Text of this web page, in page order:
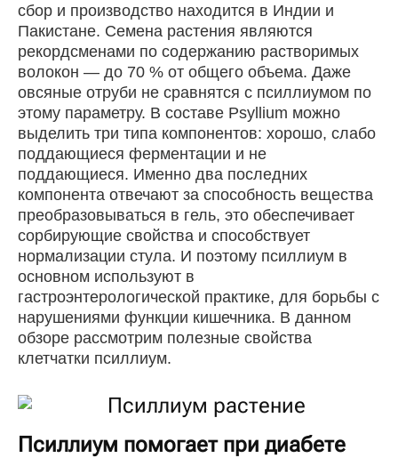
сбор и производство находится в Индии и
Пакистане. Семена растения являются
рекордсменами по содержанию растворимых
волокон — до 70 % от общего объема. Даже
овсяные отруби не сравнятся с псиллиумом по
этому параметру. В составе Psyllium можно
выделить три типа компонентов: хорошо, слабо
поддающиеся ферментации и не
поддающиеся. Именно два последних
компонента отвечают за способность вещества
преобразовываться в гель, это обеспечивает
сорбирующие свойства и способствует
нормализации стула. И поэтому псиллиум в
основном используют в
гастроэнтерологической практике, для борьбы с
нарушениями функции кишечника. В данном
обзоре рассмотрим полезные свойства
клетчатки псиллиум.
Псиллиум помогает при диабете